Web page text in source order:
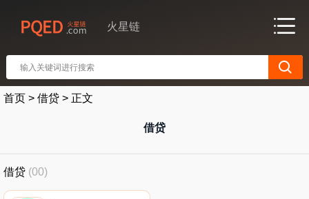
火星链
首页 > 借贷 > 正文
借贷
借贷 (00)